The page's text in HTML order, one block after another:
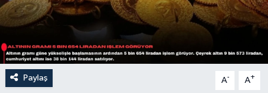
Paylaş A- A+
Türkiye